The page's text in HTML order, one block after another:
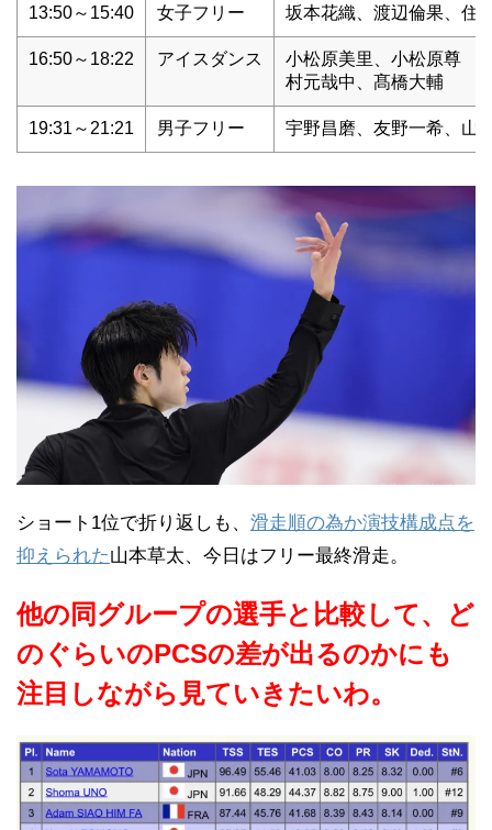
13:50～15:40 女子フリー 坂本花織、渡辺倫果、住
16:50～18:22 アイスダンス
小松原美里、小松原尊
村元哉中、髙橋大輔
19:31～21:21 男子フリー 宇野昌磨、友野一希、山
ショート1位で折り返しも、 滑走順の為か演技構成点を
抑えられた山本草太、今日はフリー最終滑走。
他の同グループの選手と比較して、ど
のぐらいのPCSの差が出るのかにも
注目しながら見ていきたいわ。